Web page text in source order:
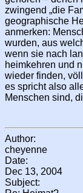
zwingend „die
geographische
anmerken:
wurden, aus
wenn sie nach
heimkehren und
wieder finden,
es spricht also
Menschen sind,
Author:
cheyenne
Date:
Dec 13, 2004
Subject: